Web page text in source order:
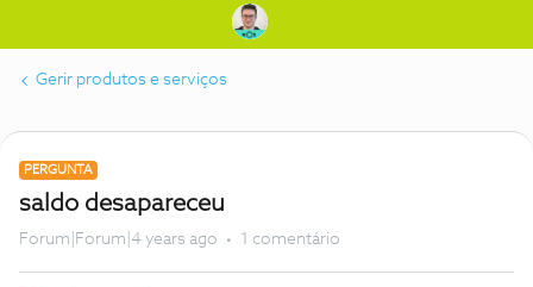
Gerir produtos e serviços
PERGUNTA
saldo desapareceu
Forum|Forum|4 years ago 1 comentário